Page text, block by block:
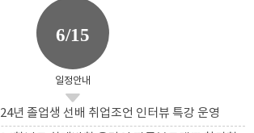
6/15
일정안내
년 졸업생 선배 취업조언 인터뷰 특강 운영